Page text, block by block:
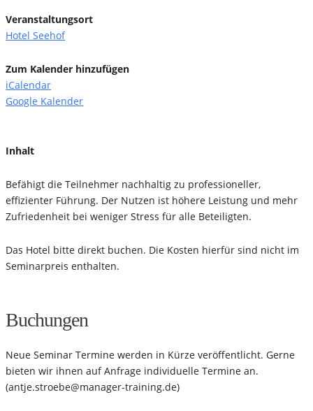
Veranstaltungsort
Hotel Seehof
Zum Kalender hinzufügen
iCalendar
Google Kalender
Inhalt
Befähigt die Teilnehmer nachhaltig zu professioneller,
effizienter Führung. Der Nutzen ist höhere Leistung und mehr
Zufriedenheit bei weniger Stress für alle Beteiligten.
Das Hotel bitte direkt buchen. Die Kosten hierfür sind nicht im
Seminarpreis enthalten.
Buchungen
Neue Seminar Termine werden in Kürze veröffentlicht. Gerne
bieten wir ihnen auf Anfrage individuelle Termine an.
(antje.stroebe@manager-training.de)